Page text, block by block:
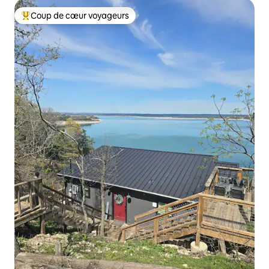
Coups de cœur voyageurs les plus appréciés
Coup de cœur voyageurs